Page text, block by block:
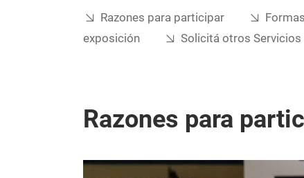
Razones para participar
exposición
Solicitá otros Servicios
Razones para